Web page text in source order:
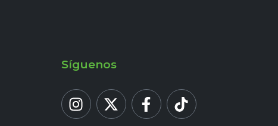
Síguenos